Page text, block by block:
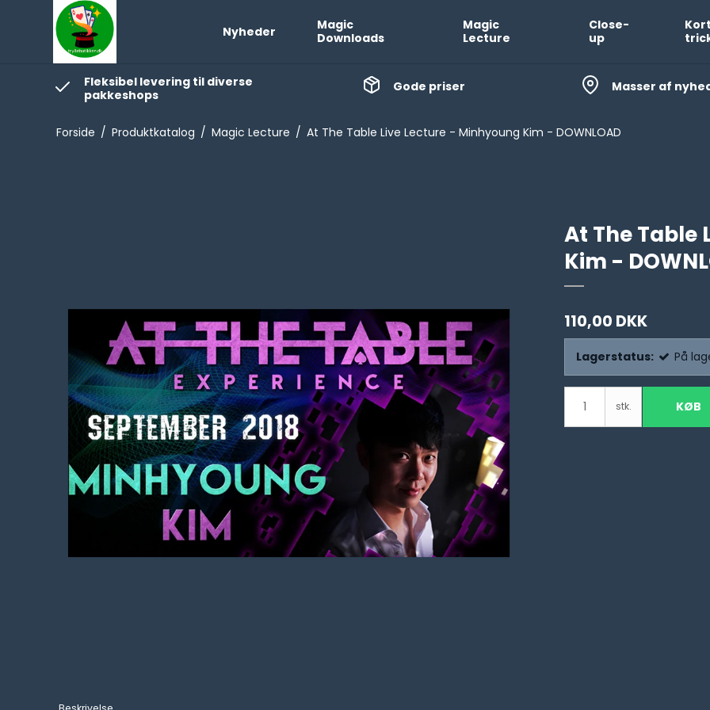
Nyheder
Magic
Downloads
Magic
Lecture
Close-
up
Fleksibel levering til diverse
pakkeshops
Gode priser Masser af
Forside / Produktkatalog / Magic Lecture / At The Table Live Lecture - Minhyoung Kim - DOWNLOAD
At The Table
Kim -
110,00 DKK
Lagerstatus: På
stk. KØB